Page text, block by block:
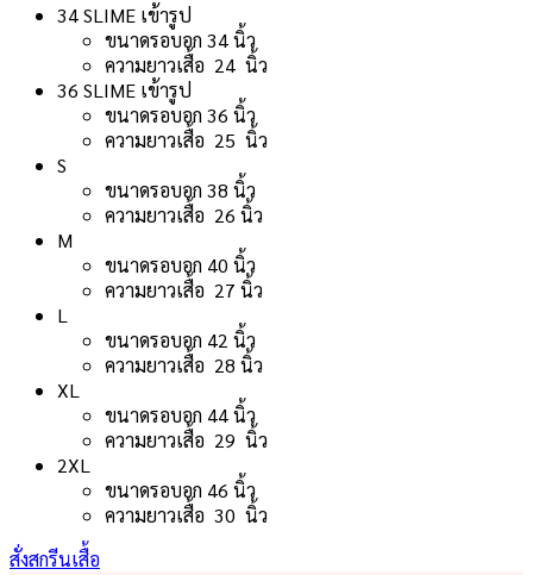
34 SLIME เข้ารูป
ขนาดรอบอก 34 นิ้ว
ความยาวเสื้อ 24 นิ้ว
36 SLIME เข้ารูป
ขนาดรอบอก 36 นิ้ว
ความยาวเสื้อ 25 นิ้ว
S
ขนาดรอบอก 38 นิ้ว
ความยาวเสื้อ 26 นิ้ว
M
ขนาดรอบอก 40 นิ้ว
ความยาวเสื้อ 27 นิ้ว
L
ขนาดรอบอก 42 นิ้ว
ความยาวเสื้อ 28 นิ้ว
XL
ขนาดรอบอก 44 นิ้ว
ความยาวเสื้อ 29 นิ้ว
2XL
ขนาดรอบอก 46 นิ้ว
ความยาวเสื้อ 30 นิ้ว
สั่งสกรีนเสื้อ